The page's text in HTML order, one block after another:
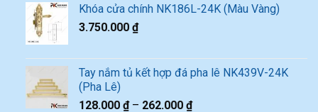
Khóa cửa chính NK186L-24K (Màu Vàng)
3.750.000 ₫
Tay nắm tủ kết hợp đá pha lê NK439V-24K
(Pha Lê)
128.000 ₫– 262.000 ₫